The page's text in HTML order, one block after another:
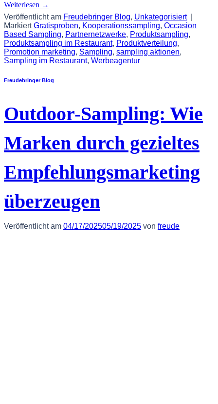
Weiterlesen →
Veröffentlicht am Freudebringer Blog, Unkategorisiert
MarkiertGratisproben, Kooperationssampling, Occasion
Based Sampling, Partnernetzwerke, Produktsampling,
Produktsampling im Restaurant, Produktverteilung,
Promotion marketing, Sampling, sampling aktionen,
Sampling im Restaurant, Werbeagentur
Freudebringer Blog
Outdoor-Sampling: Wie
Marken durch gezieltes
Empfehlungsmarketing
überzeugen
Veröffentlicht am 04/17/202505/19/2025 von freude